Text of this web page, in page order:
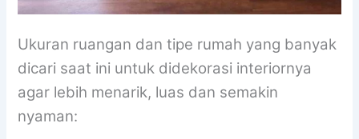
Ukuran ruangan dan tipe rumah yang banyak
dicari saat ini untuk didekorasi interiornya
agar lebih menarik, luas dan semakin
nyaman: